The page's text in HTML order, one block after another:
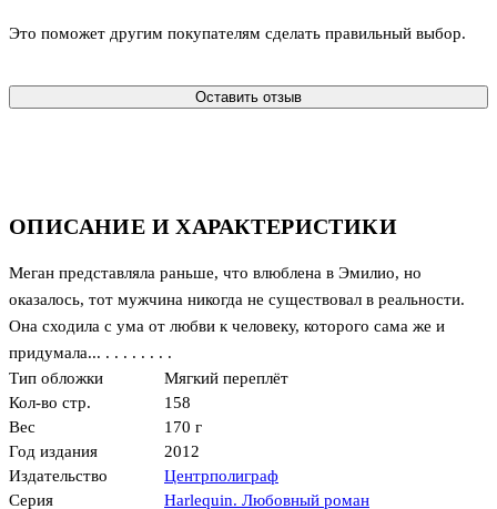
ОПИСАНИЕ И ХАРАКТЕРИСТИКИ
Меган представляла раньше, что влюблена в Эмилио, но
оказалось, тот мужчина никогда не существовал в реальности.
Она сходила с ума от любви к человеку, которого сама же и
придумала... . . . . . . . .
Тип обложки
Мягкий переплёт
Кол-во стр.
158
Вес
170 г
Год издания
2012
Издательство
Центрполиграф
Серия
Harlequin. Любовный роман
Это поможет другим покупателям сделать правильный выбор.
Оставить отзыв